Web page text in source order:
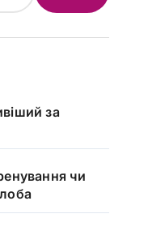
за
чи